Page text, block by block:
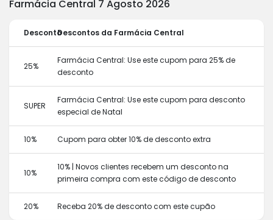
Farmácia Central 7 Agosto 2026
DescontoDescontos da Farmácia Central
25%
Farmácia Central: Use este cupom para 25% de
desconto
SUPER
Farmácia Central: Use este cupom para desconto
especial de Natal
10% Cupom para obter 10% de desconto extra
10%
10% | Novos clientes recebem um desconto na
primeira compra com este código de desconto
20% Receba 20% de desconto com este cupão